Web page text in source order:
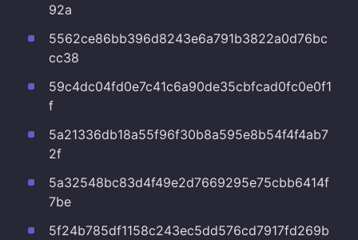
92a
5562ce86bb396d8243e6a791b3822a0d76bc
cc38
59c4dc04fd0e7c41c6a90de35cbfcad0fc0e0f1
f
5a21336db18a55f96f30b8a595e8b54f4f4ab7
2f
5a32548bc83d4f49e2d7669295e75cbb6414f
7be
5f24b785df1158c243ec5dd576cd7917fd269b